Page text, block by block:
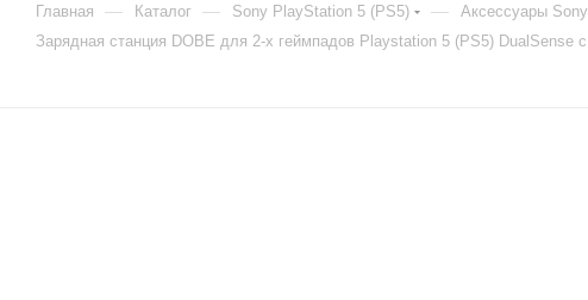
Главная — Каталог — Sony PlayStation 5 (PS5) — Аксессуары
Зарядная станция DOBE для 2-х геймпадов Playstation 5 (PS5) DualSense